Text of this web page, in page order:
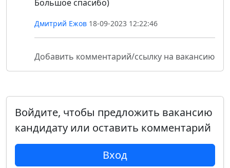
Большое спасибо)
Дмитрий Ежов 18-09-2023 12:22:46
Добавить комментарий/ссылку на вакансию
Войдите, чтобы предложить вакансию
кандидату или оставить комментарий
Вход